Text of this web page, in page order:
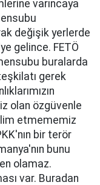
varıncaya
değişik yerlerde
gelince. FETÖ
buralarda
gerek
olan özgüvenle
etmememiz
bir terör
bunu
olamaz.
var. Buradan